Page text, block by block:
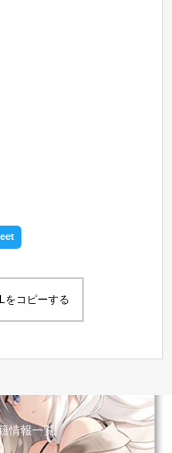
をコピーする
情報一覧